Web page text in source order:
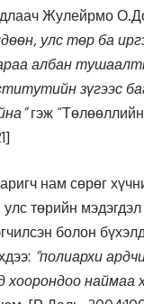
Жулейрмо
улс төр ба
албан
зүгээс
гэж
нам сөрөг
улс төрийн
болон
“полиархи
наймаа